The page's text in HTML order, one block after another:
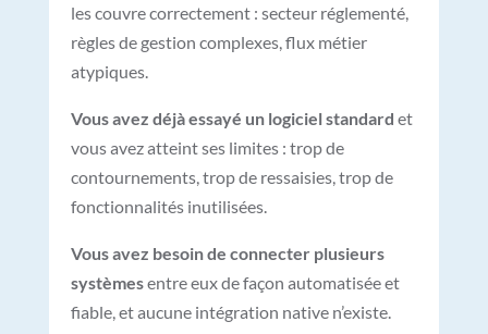
les couvre correctement : secteur réglementé,
règles de gestion complexes, flux métier
atypiques.
Vous avez déjà essayé un logiciel standard et
vous avez atteint ses limites : trop de
contournements, trop de ressaisies, trop de
fonctionnalités inutilisées.
Vous avez besoin de connecter plusieurs
systèmesentre eux de façon automatisée et
fiable, et aucune intégration native n’existe.